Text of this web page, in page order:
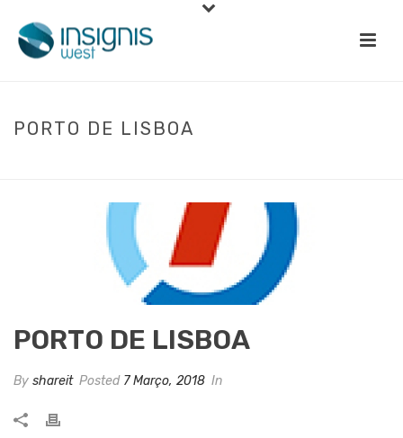
PORTO DE LISBOA
PORTO DE LISBOA
By shareit Posted 7 Março, 2018 In